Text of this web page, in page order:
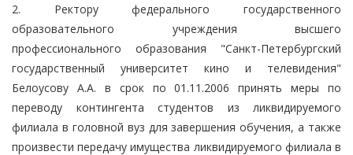
2. Ректору федерального государственного
образовательного учреждения высшего
профессионального образования "Санкт-Петербургский
государственный университет кино и телевидения"
Белоусову А.А. в срок по 01.11.2006 принять меры по
переводу контингента студентов из ликвидируемого
филиала в головной вуз для завершения обучения, а также
произвести передачу имущества ликвидируемого филиала в